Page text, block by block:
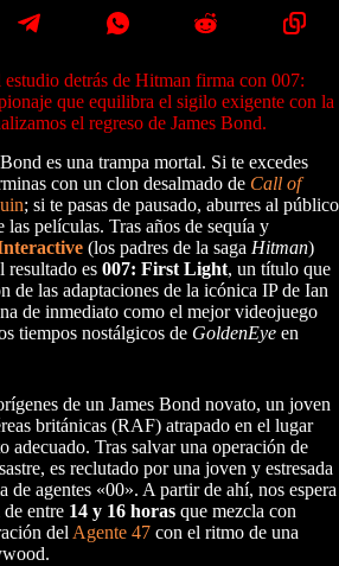
detrás de Hitman firma con 007:
que equilibra el sigilo exigente con la
el regreso de James Bond.
es una trampa mortal. Si te excedes
con un clon desalmado de Call of
; si te pasas de pausado, aburres al público
las películas. Tras años de sequía y
(los padres de la saga Hitman)
resultado es 007: First Light, un título que
de las adaptaciones de la icónica IP de Ian
de inmediato como el mejor videojuego
tiempos nostálgicos de GoldenEye en
de un James Bond novato, un joven
británicas (RAF) atrapado en el lugar
adecuado. Tras salvar una operación de
es reclutado por una joven y estresada
agentes «00». A partir de ahí, nos espera
entre 14 y 16 horas que mezcla con
del Agente 47 con el ritmo de una